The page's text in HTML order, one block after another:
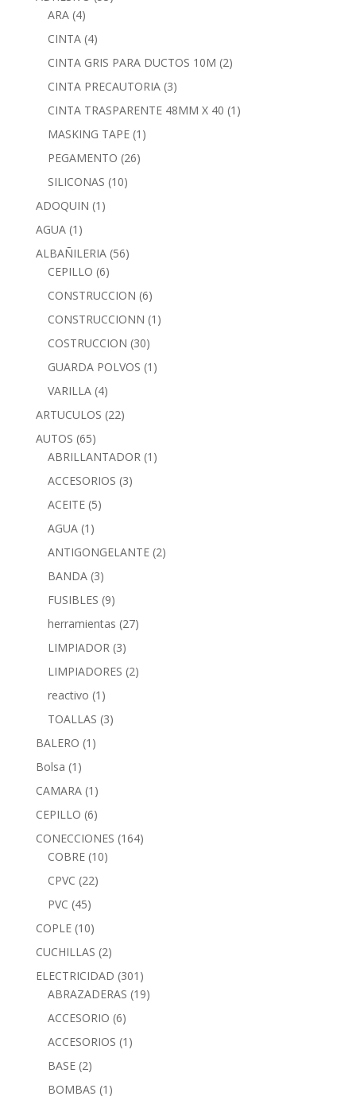
ARA (4)
CINTA (4)
CINTA GRIS PARA DUCTOS 10M (2)
CINTA PRECAUTORIA (3)
CINTA TRASPARENTE 48MM X 40 (1)
MASKING TAPE (1)
PEGAMENTO (26)
SILICONAS (10)
ADOQUIN (1)
AGUA (1)
ALBAÑILERIA (56)
CEPILLO (6)
CONSTRUCCION (6)
CONSTRUCCIONN (1)
COSTRUCCION (30)
GUARDA POLVOS (1)
VARILLA (4)
ARTUCULOS (22)
AUTOS (65)
ABRILLANTADOR (1)
ACCESORIOS (3)
ACEITE (5)
AGUA (1)
ANTIGONGELANTE (2)
BANDA (3)
FUSIBLES (9)
herramientas (27)
LIMPIADOR (3)
LIMPIADORES (2)
reactivo (1)
TOALLAS (3)
BALERO (1)
Bolsa (1)
CAMARA (1)
CEPILLO (6)
CONECCIONES (164)
COBRE (10)
CPVC (22)
PVC (45)
COPLE (10)
CUCHILLAS (2)
ELECTRICIDAD (301)
ABRAZADERAS (19)
ACCESORIO (6)
ACCESORIOS (1)
BASE (2)
BOMBAS (1)